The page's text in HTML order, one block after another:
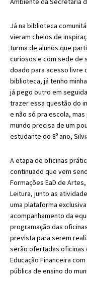
Já na biblioteca
vieram cheios de
turma de alunos que
curiosos e com sede de
doado para acesso livre
biblioteca, já tenho
já pego outro em
trazer essa questão do
e não só pra escola,
mundo precisa de um
estudante do 8º ano,
A etapa de oficinas
continuado que vem
Formações EaD de
Leitura, junto as
uma plataforma
acompanhamento da
programação das
prevista para serem
serão ofertadas oficinas
Educação Financeira
pública de ensino do